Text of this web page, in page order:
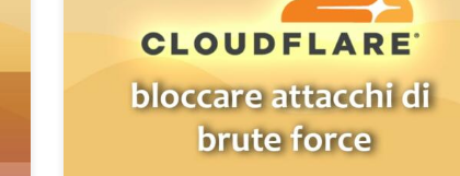
WordPress, ma vale anche per altre tipologie di siti web o
per chi utilizza altri CMS, perché spiegherò come bloccare
attacchi di brute force per singole pagine, che siano
WordPress o no. Se si è vittima di eccessivi tentativi di
accesso da parte di bot o spammers, in questo articolo
troverete una […]